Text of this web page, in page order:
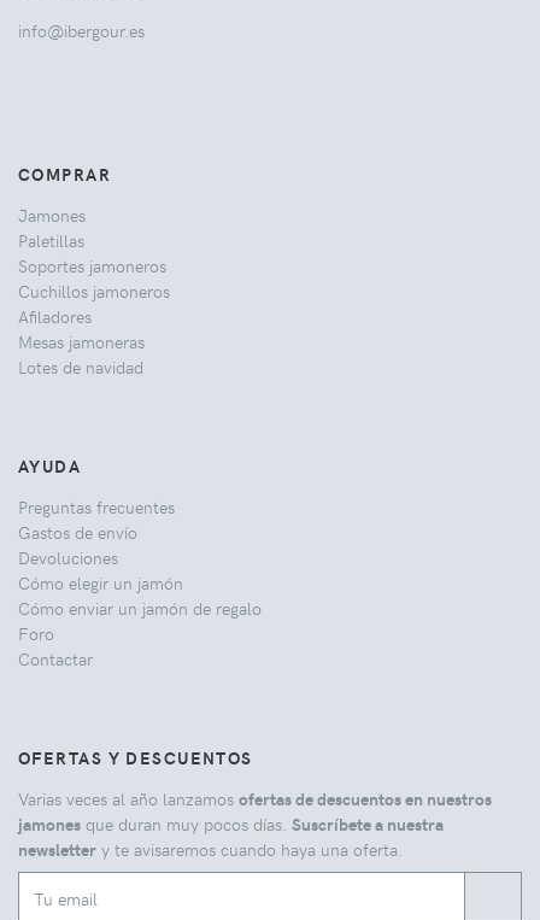
info@ibergour.es
COMPRAR
Jamones
Paletillas
Soportes jamoneros
Cuchillos jamoneros
Afiladores
Mesas jamoneras
Lotes de navidad
AYUDA
Preguntas frecuentes
Gastos de envío
Devoluciones
Cómo elegir un jamón
Cómo enviar un jamón de regalo
Foro
Contactar
OFERTAS Y DESCUENTOS
Varias veces al año lanzamos ofertas de descuentos en nuestros
jamones que duran muy pocos días. Suscríbete a nuestra
newsletter y te avisaremos cuando haya una oferta.